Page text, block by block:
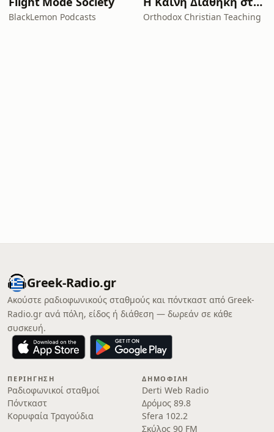
BlackLemon Podcasts Orthodox Christian Teaching
Greek-Radio.gr
Ακούστε ραδιοφωνικούς σταθμούς και πόντκαστ από Greek-
Radio.gr ανά πόλη, είδος ή διάθεση — δωρεάν σε κάθε
συσκευή.
ΠΕΡΙΉΓΗΣΗ
Ραδιοφωνικοί σταθμοί
Πόντκαστ
Κορυφαία Τραγούδια
ΔΗΜΟΦΙΛΉ
Derti Web Radio
Δρόμος 89.8
Sfera 102.2
Σκύλος 90 FM